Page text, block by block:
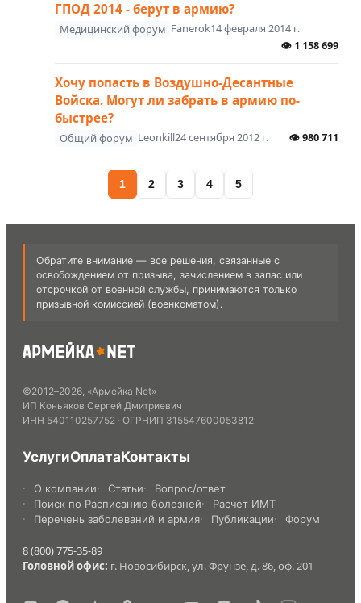
ГПОД 2014 - берут в армию?
Медицинский форум Fanerok14 февраля 2014 г.
👁 1 158 699
Хочу попасть в Воздушно-Десантные
Войска. Могут ли забрать в армию по-
быстрее?
Общий форум Leonkill24 сентября 2012 г. 👁980 711
1 2 3 4 5
Обратите внимание — все решения, связанные с
освобождением от призыва, зачислением в запас или
отсрочкой от военной службы, принимаются только
призывной комиссией (военкоматом).
©2012–2026, «Армейка Net»
ИП Коньяков Сергей Дмитриевич
ИНН 540110257752 · ОГРНИП 315547600053812
УслугиОплатаКонтакты
О компании Статьи
Вопрос/ответ
Поиск по Расписанию болезней
Расчет ИМТ
Перечень заболеваний и армия
Публикации Форум
8 (800) 775-35-89
Головной офис: г. Новосибирск, ул. Фрунзе, д. 86, оф. 201